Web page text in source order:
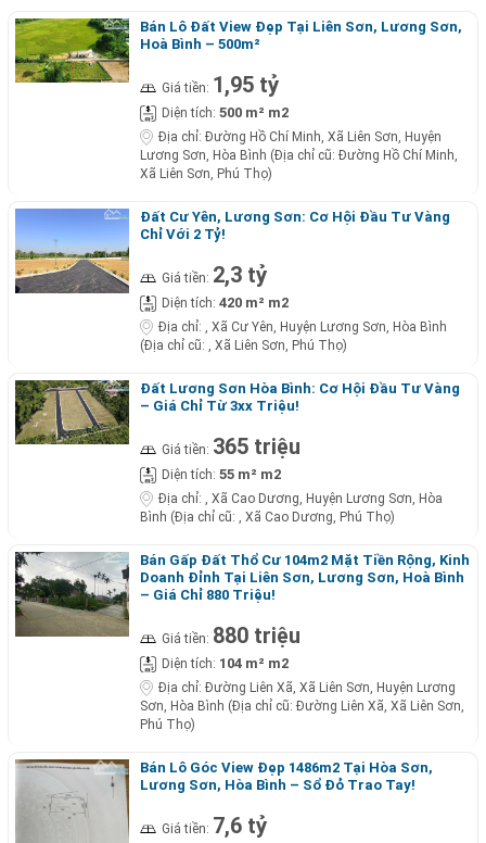
Bán Lô Đất View Đẹp Tại Liên Sơn, Lương Sơn,
Hoà Bình – 500m²
Giá tiền: 1,95 tỷ
Diện tích: 500 m² m2
Địa chỉ: Đường Hồ Chí Minh, Xã Liên Sơn, Huyện
Lương Sơn, Hòa Bình (Địa chỉ cũ: Đường Hồ Chí Minh,
Xã Liên Sơn, Phú Thọ)
Đất Cư Yên, Lương Sơn: Cơ Hội Đầu Tư Vàng
Chỉ Với 2 Tỷ!
Giá tiền: 2,3 tỷ
Diện tích: 420 m² m2
Địa chỉ:
, Xã Cư Yên, Huyện Lương Sơn, Hòa Bình
(Địa chỉ cũ: , Xã Liên Sơn, Phú Thọ)
Đất Lương Sơn Hòa Bình: Cơ Hội Đầu Tư Vàng
– Giá Chỉ Từ 3xx Triệu!
Giá tiền: 365 triệu
Diện tích: 55 m² m2
Địa chỉ:
, Xã Cao Dương, Huyện Lương Sơn, Hòa
Bình (Địa chỉ cũ: , Xã Cao Dương, Phú Thọ)
Bán Gấp Đất Thổ Cư 104m2 Mặt Tiền Rộng, Kinh
Doanh Đỉnh Tại Liên Sơn, Lương Sơn, Hoà Bình
– Giá Chỉ 880 Triệu!
Giá tiền: 880 triệu
Diện tích: 104 m² m2
Địa chỉ: Đường Liên Xã, Xã Liên Sơn, Huyện Lương
Sơn, Hòa Bình (Địa chỉ cũ: Đường Liên Xã, Xã Liên Sơn,
Phú Thọ)
Bán Lô Góc View Đẹp 1486m2 Tại Hòa Sơn,
Lương Sơn, Hòa Bình – Sổ Đỏ Trao Tay!
Giá tiền: 7,6 tỷ